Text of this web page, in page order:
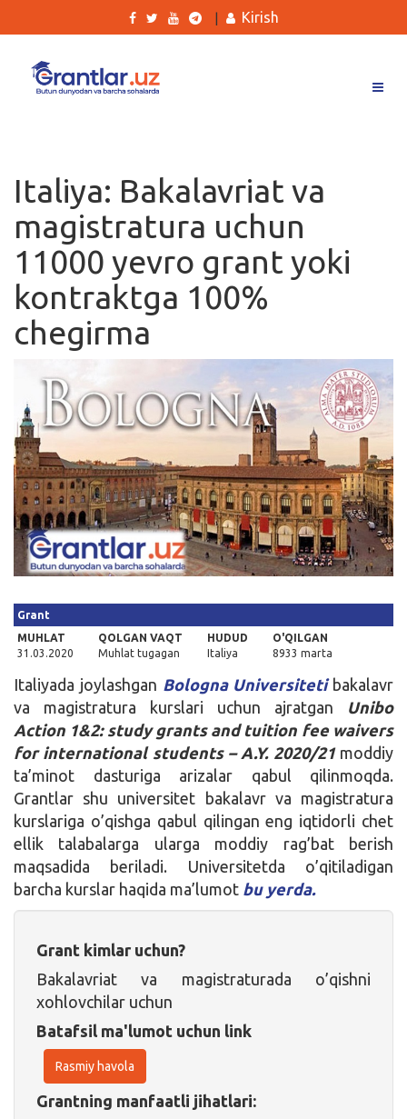
Ishlar
Kurslar
Blog
Yana
Qidirish
Kirish
Kirish
Italiya: Bakalavriat va
magistratura uchun
11000 yevro grant yoki
kontraktga 100%
chegirma
Grant
MUHLAT
31.03.2020
QOLGAN VAQT
Muhlat tugagan
HUDUD
Italiya
O'QILGAN
8933 marta
Italiyada joylashgan Bologna Universitetibakalavr
va magistratura kurslari uchun ajratgan Unibo
Action 1&2: study grants and tuition fee waivers
for international students – A.Y. 2020/21 moddiy
ta’minot dasturiga arizalar qabul qilinmoqda.
Grantlar shu universitet bakalavr va magistratura
kurslariga o’qishga qabul qilingan eng iqtidorli chet
ellik talabalarga ularga moddiy rag’bat berish
maqsadida beriladi. Universitetda o’qitiladigan
barcha kurslar haqida ma’lumot bu yerda.
Grant kimlar uchun?
Bakalavriat va magistraturada o’qishni
xohlovchilar uchun
Batafsil ma'lumot uchun link
Rasmiy havola
Grantning manfaatli jihatlari: